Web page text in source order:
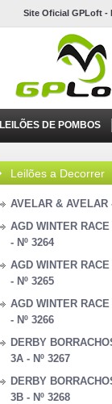
Site Oficial GPLoft -
LEILÕES DE POMBOS
Leilões a Decorrer
AVELAR & AVELAR
AGD WINTER
- Nº 3264
AGD WINTER
- Nº 3265
AGD WINTER
- Nº 3266
DERBY
3A - Nº 3267
DERBY
3B - Nº 3268